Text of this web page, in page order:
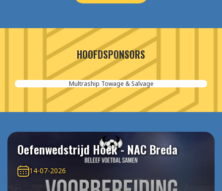
HOOFDSPONSORS
Aannemersbedrijf van der Poel
Oefenwedstrijd Hoek - NAC Breda
14-07-2026